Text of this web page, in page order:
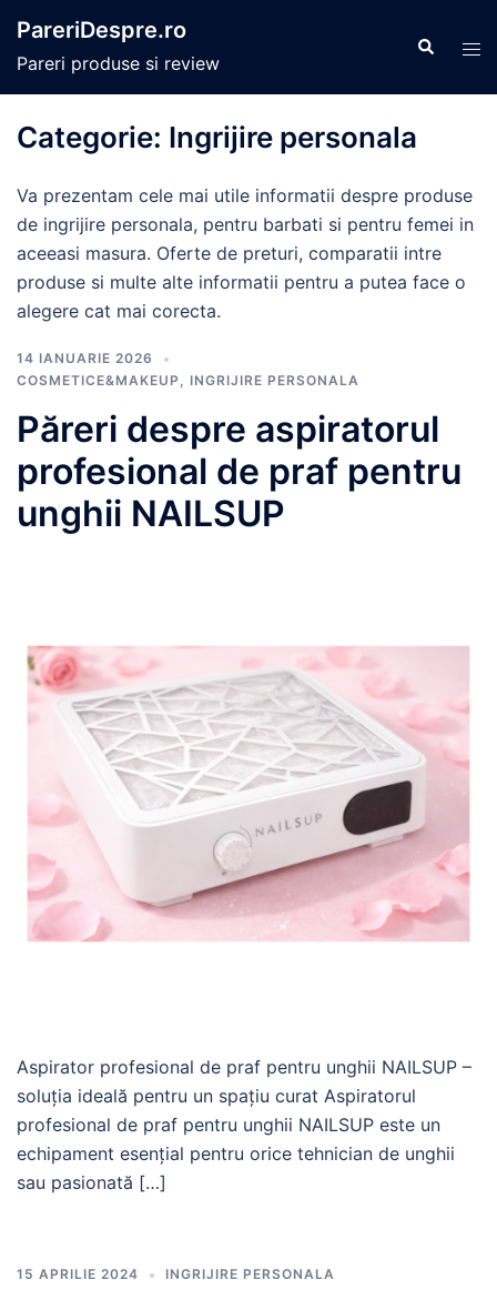
conținut
PareriDespre.ro
Pareri produse si review
Caută
Categorie: Ingrijire personala
Va prezentam cele mai utile informatii despre produse
de ingrijire personala, pentru barbati si pentru femei in
aceeasi masura. Oferte de preturi, comparatii intre
produse si multe alte informatii pentru a putea face o
alegere cat mai corecta.
14 IANUARIE 2026
COSMETICE&MAKEUP , INGRIJIRE PERSONALA
Păreri despre aspiratorul
profesional de praf pentru
unghii NAILSUP
Aspirator profesional de praf pentru unghii NAILSUP –
soluția ideală pentru un spațiu curat Aspiratorul
profesional de praf pentru unghii NAILSUP este un
echipament esențial pentru orice tehnician de unghii
sau pasionată […]
15 APRILIE 2024 INGRIJIRE PERSONALA